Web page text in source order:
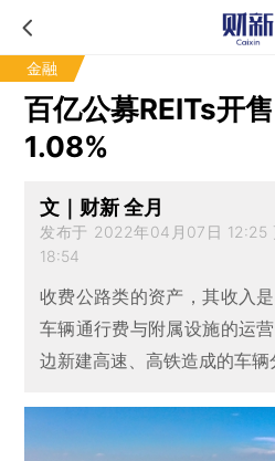
金融
百亿公募REITs开
1.08%
文｜财新 全月
发布于 2022年04月07日 12:25
18:54
收费公路类的资产，其收入
车辆通行费与附属设施的运
边新建高速、高铁造成的车辆